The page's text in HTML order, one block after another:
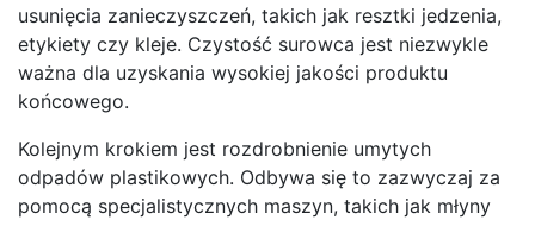
usunięcia zanieczyszczeń, takich jak resztki jedzenia,
etykiety czy kleje. Czystość surowca jest niezwykle
ważna dla uzyskania wysokiej jakości produktu
końcowego.
Kolejnym krokiem jest rozdrobnienie umytych
odpadów plastikowych. Odbywa się to zazwyczaj za
pomocą specjalistycznych maszyn, takich jak młyny